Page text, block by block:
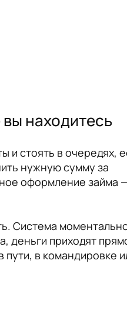
находитесь
и стоять в очередях,
нужную сумму за
оформление займа
Система
деньги приходят
в командировке